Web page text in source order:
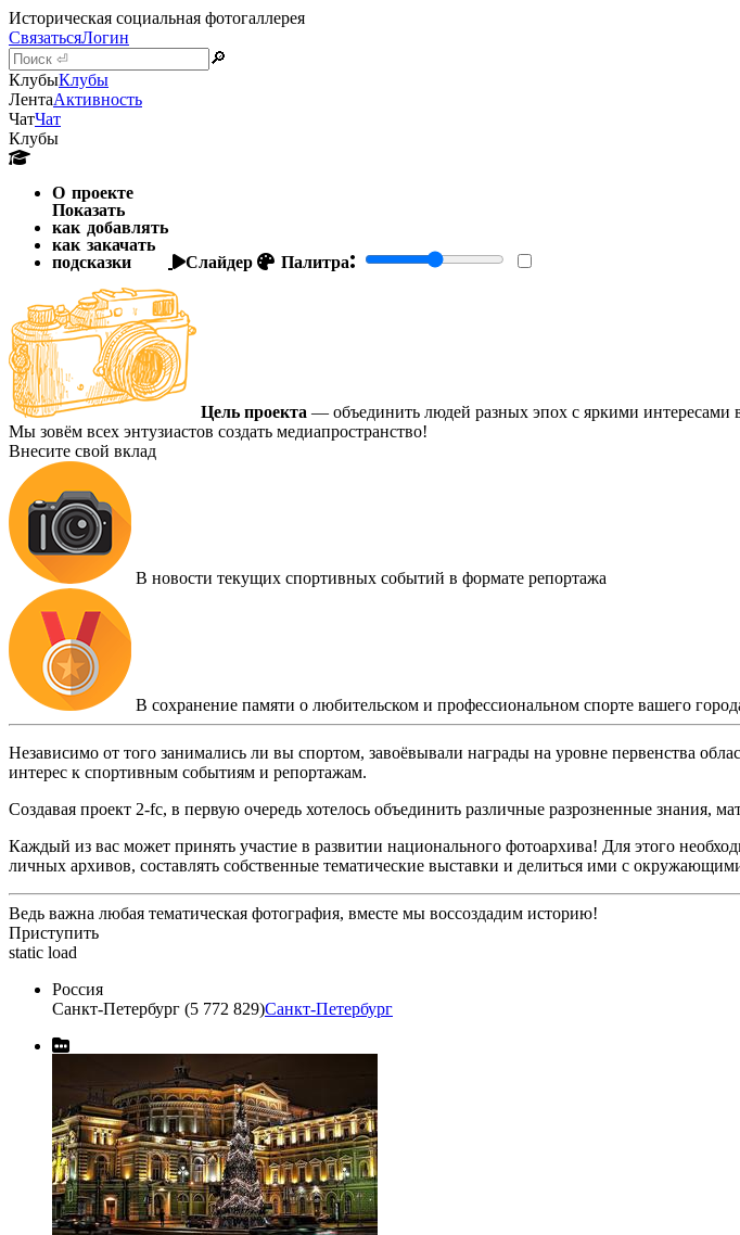
Историческая социальная фотогаллерея
СвязатьсяЛогин
🔎
КлубыКлубы
ЛентаАктивность
ЧатЧат
Клубы
О проекте
Показать
как добавлять
как закачать
подсказки
Слайдер Палитра:
Цель проекта — объединить людей разных эпох с яркими интересами
Мы зовём всех энтузиастов создать медиапространство!
Внесите свой вклад
В новости текущих спортивных событий в формате репортажа
В сохранение памяти о любительском и профессиональном спорте вашего
Независимо от того занимались ли вы спортом, завоёвывали награды на уровне первенства
интерес к спортивным событиям и репортажам.
Создавая проект 2-fc, в первую очередь хотелось объединить различные разрозненные знания,
Каждый из вас может принять участие в развитии национального фотоархива! Для этого
личных архивов, составлять собственные тематические выставки и делиться ими с
Ведь важна любая тематическая фотография, вместе мы воссоздадим историю!
Приступить
static load
Россия
Санкт-Петербург (5 772 829)Санкт-Петербург